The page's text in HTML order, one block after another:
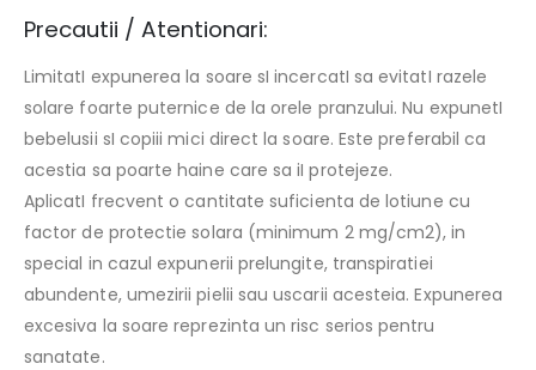
Precautii / Atentionari:
LimitatI expunerea la soare sI incercatI sa evitatI razele
solare foarte puternice de la orele pranzului. Nu expunetI
bebelusii sI copiii mici direct la soare. Este preferabil ca
acestia sa poarte haine care sa iI protejeze.
AplicatI frecvent o cantitate suficienta de lotiune cu
factor de protectie solara (minimum 2 mg/cm2), in
special in cazul expunerii prelungite, transpiratiei
abundente, umezirii pielii sau uscarii acesteia. Expunerea
excesiva la soare reprezinta un risc serios pentru
sanatate.